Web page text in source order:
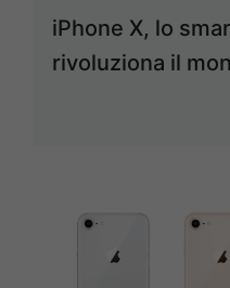
iPhone X, lo
rivoluziona il